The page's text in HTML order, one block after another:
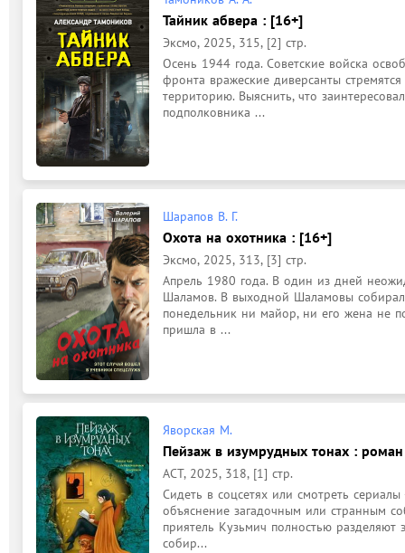
Тайник абвера : [16+]
Эксмо, 2025, 315, [2] стр.
Осень 1944 года. Советские войска
фронта вражеские диверсанты
территорию. Выяснить, что
подполковника ...
Шарапов В. Г.
Охота на охотника : [16+]
Эксмо, 2025, 313, [3] стр.
Апрель 1980 года. В один из дней
Шаламов. В выходной Шаламовы
понедельник ни майор, ни его жена не
пришла в ...
Яворская М.
Пейзаж в изумрудных тонах :
АСТ, 2025, 318, [1] стр.
Сидеть в соцсетях или смотреть
объяснение загадочным или странным
приятель Кузьмич полностью разделяют
собир...